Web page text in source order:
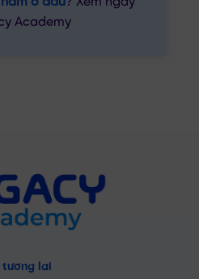
Academy
lai